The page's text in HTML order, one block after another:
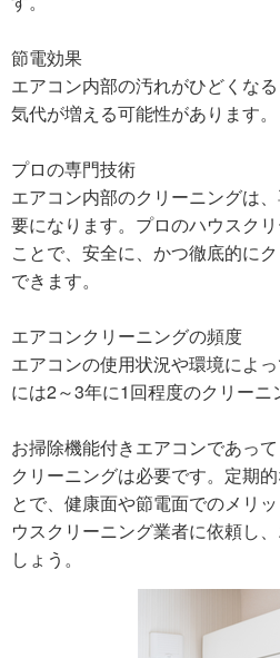
節電効果
エアコン内部の汚れがひどくな
気代が増える可能性があります。
プロの専門技術
エアコン内部のクリーニングは
要になります。プロのハウスク
ことで、安全に、かつ徹底的に
できます。
エアコンクリーニングの頻度
エアコンの使用状況や環境によ
には2～3年に1回程度のクリーニ
お掃除機能付きエアコンであっ
クリーニングは必要です。定期
とで、健康面や節電面でのメリ
ウスクリーニング業者に依頼し
しょう。